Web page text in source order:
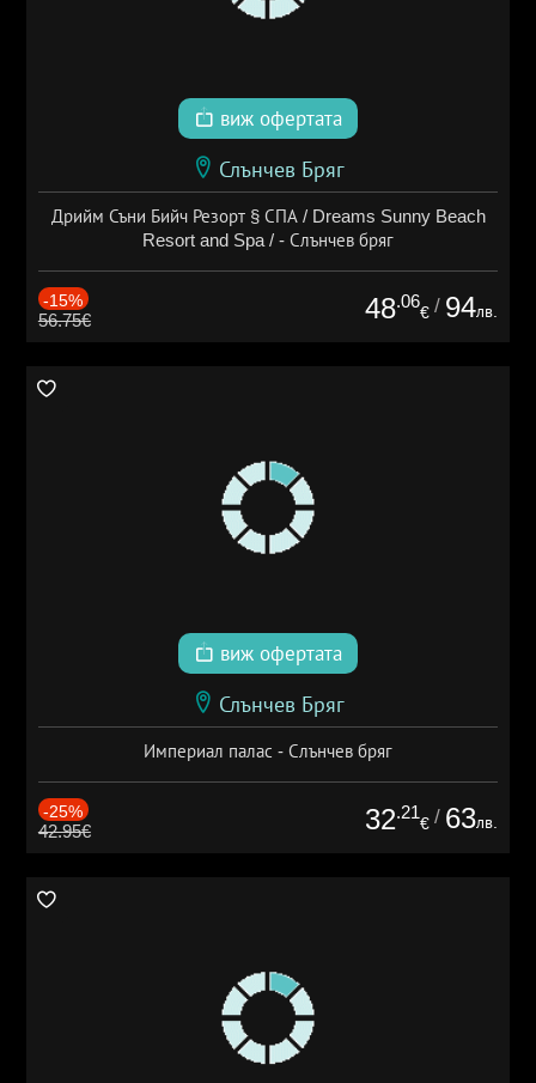
виж офертата
Слънчев Бряг
Дрийм Съни Бийч Резорт § СПА / Dreams Sunny Beach
Resort and Spa / - Слънчев бряг
-15%
56.75€ 48.06
€ / 94лв.
виж офертата
Слънчев Бряг
Империал палас - Слънчев бряг
-25%
42.95€ 32.21
€ / 63лв.